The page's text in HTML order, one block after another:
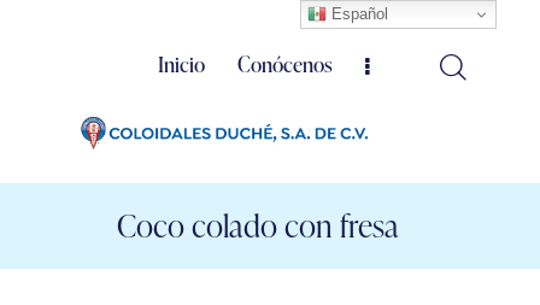
Inicio Conócenos
Coco colado con fresa
Español